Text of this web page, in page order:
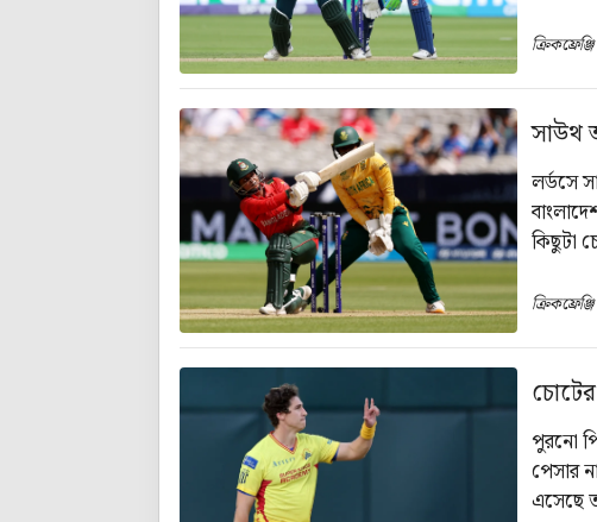
সাউথ
লর্ডসে
কিছুটা
পুরনো
পেসার
এসেছে